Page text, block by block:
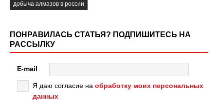
добыча алмазов в россии
ПОНРАВИЛАСЬ СТАТЬЯ? ПОДПИШИТЕСЬ НА
РАССЫЛКУ
E-mail
Я даю согласие на обработку моих персональных
данных